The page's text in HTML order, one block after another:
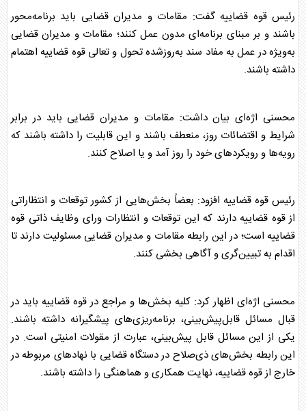
رئیسقوه قضاییهگفت: مقامات و مدیران قضایی باید برنامه‌محور
باشند و بر مبنای برنامه‌ای مدون عمل کنند؛ مقامات و مدیران قضایی
به‌ویژه در عمل به مفاد سند به‌روزشده تحول و تعالیقوه قضاییهاهتمام
داشته باشند.
محسنی اژه‌ای بیان داشت: مقامات و مدیران قضایی باید در برابر
شرایط و اقتضائات روز، منعطف باشند و این قابلیت را داشته باشند که
رویه‌ها و رویکرد‌های خود را روز آمد و یا اصلاح کنند.
رئیسقوه قضاییه افزود: بعضاً بخش‌هایی از کشور توقعات و انتظاراتی
ازقوه قضاییه دارند که این توقعات و انتظارات ورای وظایف ذاتی قوه
قضاییه است؛ در این رابطه مقامات و مدیران قضایی مسئولیت دارند تا
اقدام به تبیین‌گری و آگاهی بخشی کنند.
محسنی اژه‌ای اظهار کرد: کلیه بخش‌ها و مراجع در قوه قضاییه باید در
قبال مسائل قابل‌پیش‌بینی، برنامه‌ریزی‌های پیشگیرانه داشته باشند.
یکی از این مسائل قابل پیش‌بینی، عبارت از مقولات امنیتی است. در
این رابطه بخش‌های ذی‌صلاح در دستگاه قضایی با نهاد‌های مربوطه در
خارج ازقوه قضاییه، نهایت همکاری و هماهنگی را داشته باشند.